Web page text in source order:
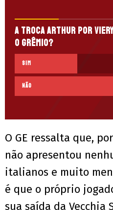
A troca Arthur por
o Grêmio?
Sim
Não
O GE ressalta que,
não apresentou
italianos e muito
é que o próprio
sua saída da Vecchia